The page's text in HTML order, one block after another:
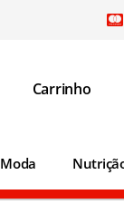
Carrinho
Moda